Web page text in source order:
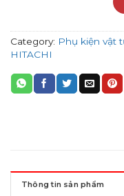
Category: Phụ kiện vật
HITACHI
Thông tin sản phẩm